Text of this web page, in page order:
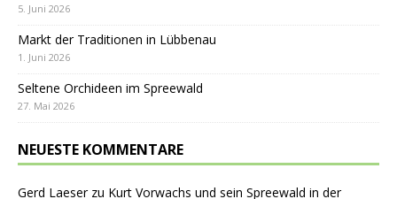
5. Juni 2026
Markt der Traditionen in Lübbenau
1. Juni 2026
Seltene Orchideen im Spreewald
27. Mai 2026
NEUESTE KOMMENTARE
Gerd Laeserzu Kurt Vorwachs und sein Spreewald in der